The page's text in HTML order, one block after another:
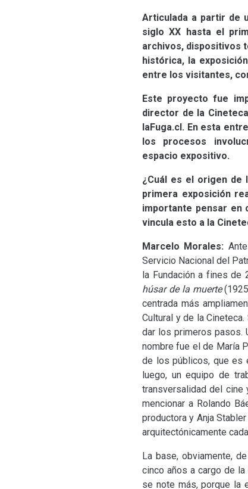
Articulada a partir de
sigloXX hasta el
archivos, dispositivos
histórica, la
entre los visitantes,
Este proyecto fue
director de la
laFuga.cl. En esta
los procesos
espacio expositivo.
¿Cuál es el origen de
primera exposición
importante pensar en
vincula esto a la
Marcelo Morales:
Servicio Nacional del
la Fundación a fines de
húsar de la muerte
centrada más
Cultural y de la
dar los primeros pasos.
nombre fue el de María
de los públicos, que es
luego, un equipo de
transversalidad del cine
mencionar a Rolando
productora y Anja
arquitectónicamente
La base, obviamente,
cinco años a cargo de
se note más, porque la